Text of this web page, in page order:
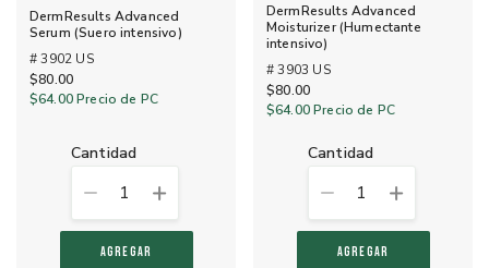
DermResults Advanced
Serum (Suero intensivo)
# 3902 US
$80.00
$64.00Precio de PC
cantidad
1
AGREGAR
DermResults Advanced
Moisturizer (Humectante
intensivo)
# 3903 US
$80.00
$64.00Precio de PC
cantidad
1
AGREGAR